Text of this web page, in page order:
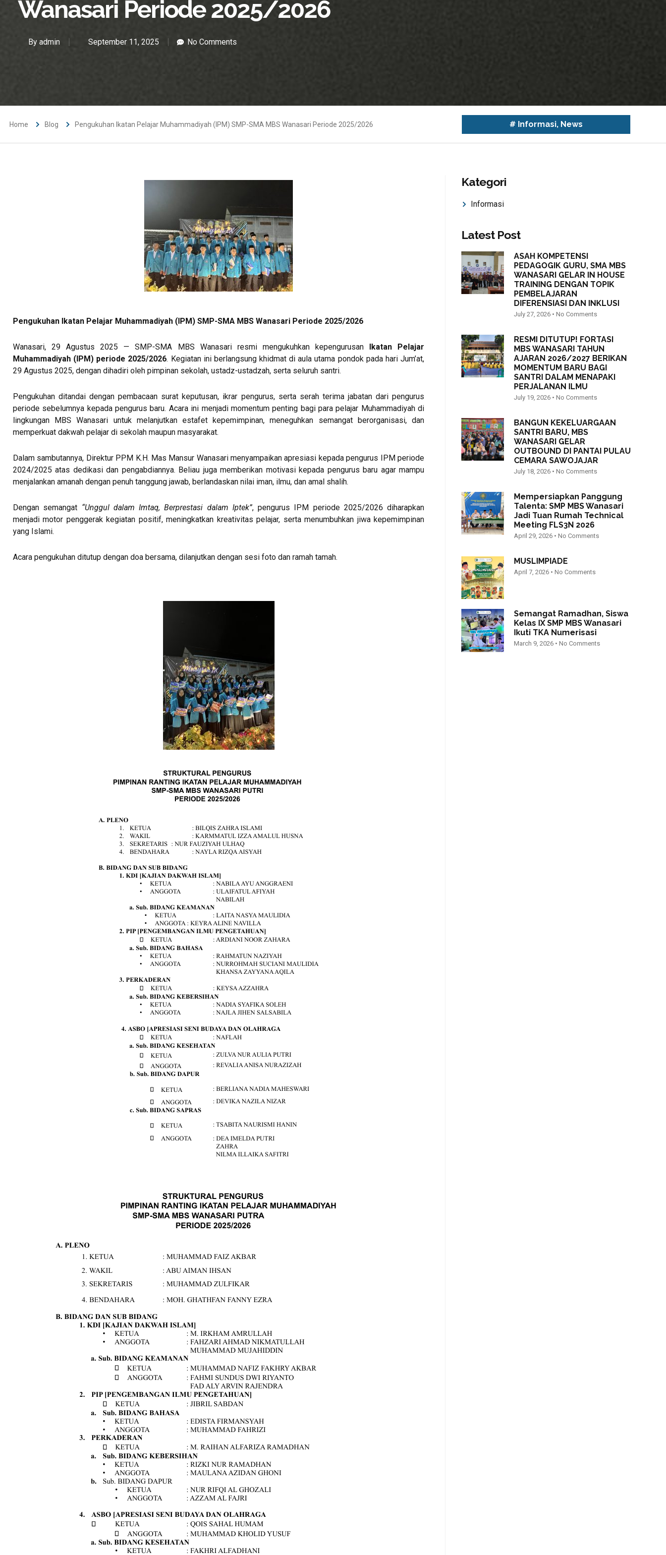
Wanasari Periode 2025/2026
By admin September 11, 2025 No Comments
Home Blog Pengukuhan Ikatan Pelajar Muhammadiyah (IPM) SMP-SMA MBS Wanasari Periode 2025/2026 # Informasi, News
Pengukuhan Ikatan Pelajar Muhammadiyah (IPM) SMP-SMA MBS Wanasari Periode 2025/2026
Wanasari, 29 Agustus 2025 — SMP-SMA MBS Wanasari resmi mengukuhkan kepengurusan Ikatan Pelajar
Muhammadiyah (IPM) periode 2025/2026. Kegiatan ini berlangsung khidmat di aula utama pondok pada hari Jum’at,
29 Agustus 2025, dengan dihadiri oleh pimpinan sekolah, ustadz-ustadzah, serta seluruh santri.
Pengukuhan ditandai dengan pembacaan surat keputusan, ikrar pengurus, serta serah terima jabatan dari pengurus
periode sebelumnya kepada pengurus baru. Acara ini menjadi momentum penting bagi para pelajar Muhammadiyah di
lingkungan MBS Wanasari untuk melanjutkan estafet kepemimpinan, meneguhkan semangat berorganisasi, dan
memperkuat dakwah pelajar di sekolah maupun masyarakat.
Dalam sambutannya, Direktur PPM K.H. Mas Mansur Wanasari menyampaikan apresiasi kepada pengurus IPM periode
2024/2025 atas dedikasi dan pengabdiannya. Beliau juga memberikan motivasi kepada pengurus baru agar mampu
menjalankan amanah dengan penuh tanggung jawab, berlandaskan nilai iman, ilmu, dan amal shalih.
Dengan semangat “Unggul dalam Imtaq, Berprestasi dalam Iptek”, pengurus IPM periode 2025/2026 diharapkan
menjadi motor penggerak kegiatan positif, meningkatkan kreativitas pelajar, serta menumbuhkan jiwa kepemimpinan
yang Islami.
Acara pengukuhan ditutup dengan doa bersama, dilanjutkan dengan sesi foto dan ramah tamah.
Kategori
Informasi
Latest Post
ASAH KOMPETENSI
PEDAGOGIK GURU, SMA MBS
WANASARI GELAR IN HOUSE
TRAINING DENGAN TOPIK
PEMBELAJARAN
DIFERENSIASI DAN INKLUSI
July 27, 2026 No Comments
RESMI DITUTUP! FORTASI
MBS WANASARI TAHUN
AJARAN 2026/2027 BERIKAN
MOMENTUM BARU BAGI
SANTRI DALAM MENAPAKI
PERJALANAN ILMU
July 19, 2026 No Comments
BANGUN KEKELUARGAAN
SANTRI BARU, MBS
WANASARI GELAR
OUTBOUND DI PANTAI PULAU
CEMARA SAWOJAJAR
July 18, 2026 No Comments
Mempersiapkan Panggung
Talenta: SMP MBS Wanasari
Jadi Tuan Rumah Technical
Meeting FLS3N 2026
April 29, 2026 No Comments
MUSLIMPIADE
April 7, 2026 No Comments
Semangat Ramadhan, Siswa
Kelas IX SMP MBS Wanasari
Ikuti TKA Numerisasi
March 9, 2026 No Comments